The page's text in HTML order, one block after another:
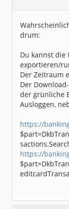
Dabei seit:
09 /
drum:
Du kannst die
exportieren/
Der Zeitraum
Der
der grünliche
Ausloggen,
https://
https://